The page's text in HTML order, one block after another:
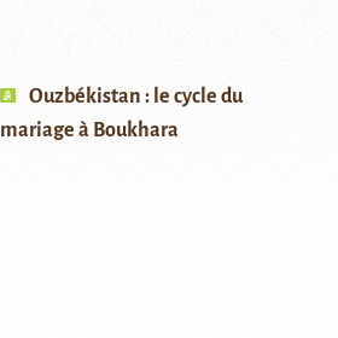
Ouzbékistan : le cycle du
mariage à Boukhara